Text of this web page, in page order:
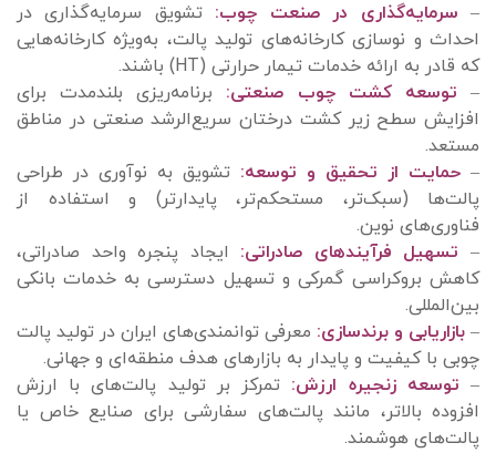
– سرمایه‌گذاری در صنعت چوب: تشویق سرمایه‌گذاری در
احداث و نوسازی کارخانه‌های تولید پالت، به‌ویژه کارخانه‌هایی
که قادر به ارائه خدمات تیمار حرارتی (HT) باشند.
– توسعه کشت چوب صنعتی: برنامه‌ریزی بلندمدت برای
افزایش سطح زیر کشت درختان سریع‌الرشد صنعتی در مناطق
مستعد.
– حمایت از تحقیق و توسعه: تشویق به نوآوری در طراحی
پالت‌ها (سبک‌تر، مستحکم‌تر، پایدارتر) و استفاده از
فناوری‌های نوین.
– تسهیل فرآیندهای صادراتی: ایجاد پنجره واحد صادراتی،
کاهش بروکراسی گمرکی و تسهیل دسترسی به خدمات بانکی
بین‌المللی.
– بازاریابی و برندسازی: معرفی توانمندی‌های ایران در تولید پالت
چوبی با کیفیت و پایدار به بازارهای هدف منطقه‌ای و جهانی.
– توسعه زنجیره ارزش: تمرکز بر تولید پالت‌های با ارزش
افزوده بالاتر، مانند پالت‌های سفارشی برای صنایع خاص یا
پالت‌های هوشمند.